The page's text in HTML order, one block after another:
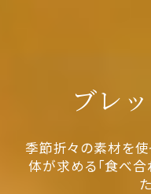
ブレ
季節折々の素材を使
体が求める「食べ合